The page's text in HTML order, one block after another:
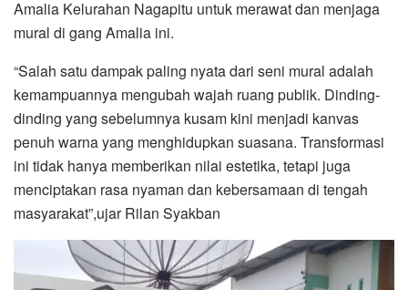
Amalia Kelurahan Nagapitu untuk merawat dan menjaga
mural di gang Amalia ini.
“Salah satu dampak paling nyata dari seni mural adalah
kemampuannya mengubah wajah ruang publik. Dinding-
dinding yang sebelumnya kusam kini menjadi kanvas
penuh warna yang menghidupkan suasana. Transformasi
ini tidak hanya memberikan nilai estetika, tetapi juga
menciptakan rasa nyaman dan kebersamaan di tengah
masyarakat”,ujar Rilan Syakban